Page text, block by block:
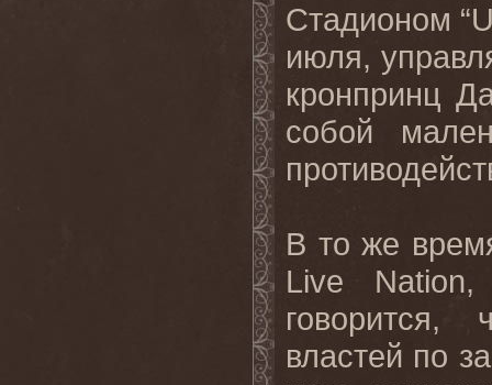
Cтадионом
июля,
кронпринц
собой
В то же
Live Nation,
говорится,
властей по